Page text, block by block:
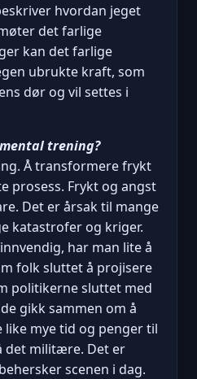
hvordan jeget
det farlige
kan det farlige
ubrukte kraft, som
dør og vil settes i
trening?
Å transformere frykt
prosess. Frykt og angst
Det er årsak til mange
katastrofer og kriger.
har man lite å
folk sluttet å projisere
politikerne sluttet med
gikk sammen om å
mye tid og penger til
det militære. Det er
scenen i dag.